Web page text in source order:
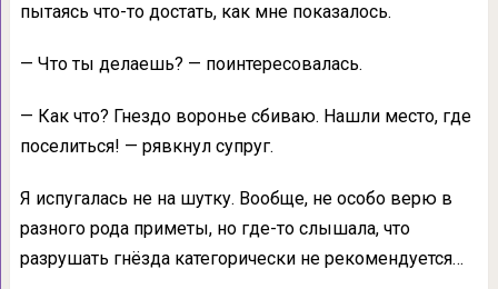
пытаясь что-то достать, как мне показалось.
— Что ты делаешь? — поинтересовалась.
— Как что? Гнездо воронье сбиваю. Нашли место, где
поселиться! — рявкнул супруг.
Я испугалась не на шутку. Вообще, не особо верю в
разного рода приметы, но где-то слышала, что
разрушать гнёзда категорически не рекомендуется…